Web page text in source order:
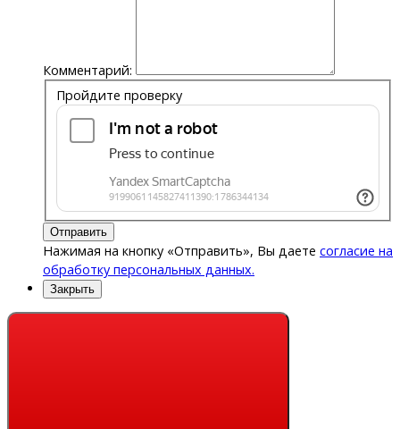
Комментарий:
Пройдите проверку
Отправить
Нажимая на кнопку «Отправить», Вы даете согласие на
обработку персональных данных.
Закрыть